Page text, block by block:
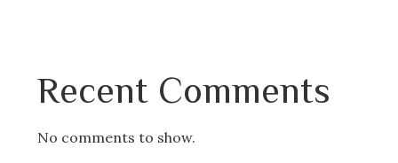
Recent Comments
No comments to show.